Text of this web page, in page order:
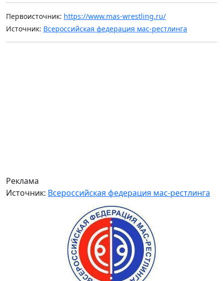
Первоисточник: https://www.mas-wrestling.ru/
Источник: Всероссийская федерация мас-рестлинга
Реклама
Источник: Всероссийская федерация мас-рестлинга